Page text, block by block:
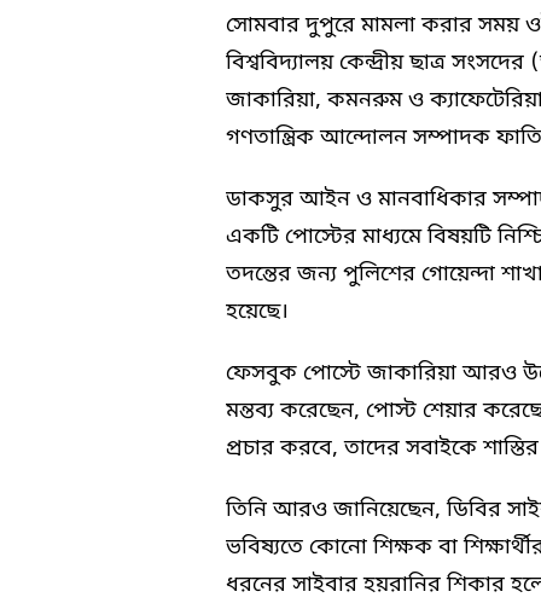
সোমবার দুপুরে মামলা করার সময়
বিশ্ববিদ্যালয় কেন্দ্রীয় ছাত্র
জাকারিয়া, কমনরুম ও
গণতান্ত্রিক আন্দোলন সম্পাদক
ডাকসুর আইন ও মানবাধিকার
একটি পোস্টের মাধ্যমে বিষয়টি
তদন্তের জন্য পুলিশের গোয়েন্দা
হয়েছে।
ফেসবুক পোস্টে জাকারিয়া আরও
মন্তব্য করেছেন, পোস্ট শেয়ার
প্রচার করবে, তাদের সবাইকে
তিনি আরও জানিয়েছেন, ডিবির
ভবিষ্যতে কোনো শিক্ষক বা
ধরনের সাইবার হয়রানির শিকার